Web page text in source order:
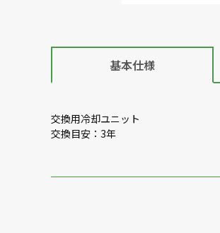
基本仕様
交換用冷却ユニット
交換目安：3年